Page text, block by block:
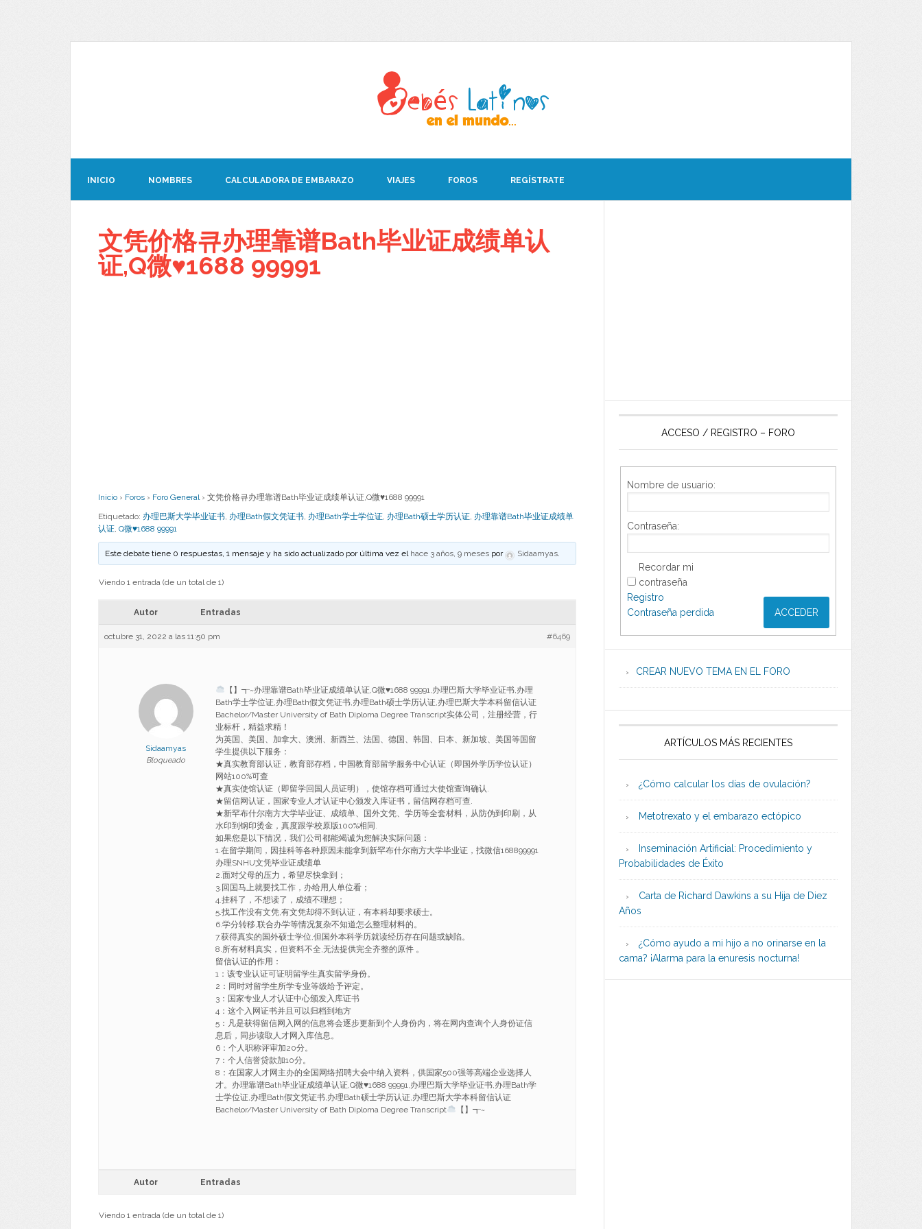
INICIO NOMBRES CALCULADORA DE EMBARAZO VIAJES FOROS REGÍSTRATE
文凭价格큐办理靠谱Bath毕业证成绩单认
证,Q微♥1688 99991
Inicio › Foros › Foro General › 文凭价格큐办理靠谱Bath毕业证成绩单认证,Q微♥1688 99991
Etiquetado: 办理巴斯大学毕业证书, 办理Bath假文凭证书, 办理Bath学士学位证, 办理Bath硕士学历认证, 办理靠谱Bath毕业证成绩单
认证, Q微♥1688 99991
Este debate tiene 0 respuestas, 1 mensaje y ha sido actualizado por última vez el hace 3 años, 9 meses por Sidaamyas.
Viendo 1 entrada (de un total de 1)
Autor Entradas
octubre 31, 2022 a las 11:50 pm #6469
Sidaamyas
Bloqueado
【】┱~办理靠谱Bath毕业证成绩单认证,Q微♥1688 99991,办理巴斯大学毕业证书,办理
Bath学士学位证,办理Bath假文凭证书,办理Bath硕士学历认证,办理巴斯大学本科留信认证
Bachelor/Master University of Bath Diploma Degree Transcript实体公司，注册经营，行
业标杆，精益求精！
为英国、美国、加拿大、澳洲、新西兰、法国、德国、韩国、日本、新加坡、美国等国留
学生提供以下服务：
★真实教育部认证，教育部存档，中国教育部留学服务中心认证（即国外学历学位认证）
网站100%可查
★真实使馆认证（即留学回国人员证明），使馆存档可通过大使馆查询确认.
★留信网认证，国家专业人才认证中心颁发入库证书，留信网存档可查.
★新罕布什尔南方大学毕业证、成绩单、国外文凭、学历等全套材料，从防伪到印刷，从
水印到钢印烫金，真度跟学校原版100%相同.
如果您是以下情况，我们公司都能竭诚为您解决实际问题：
1.在留学期间，因挂科等各种原因未能拿到新罕布什尔南方大学毕业证，找微信168899991
办理SNHU文凭毕业证成绩单
2.面对父母的压力，希望尽快拿到；
3.回国马上就要找工作，办给用人单位看；
4.挂科了，不想读了，成绩不理想；
5.找工作没有文凭,有文凭却得不到认证，有本科却要求硕士。
6.学分转移,联合办学等情况复杂不知道怎么整理材料的。
7.获得真实的国外硕士学位,但国外本科学历就读经历存在问题或缺陷。
8.所有材料真实，但资料不全,无法提供完全齐整的原件 。
留信认证的作用：
1：该专业认证可证明留学生真实留学身份。
2：同时对留学生所学专业等级给予评定。
3：国家专业人才认证中心颁发入库证书
4：这个入网证书并且可以归档到地方
5：凡是获得留信网入网的信息将会逐步更新到个人身份内，将在网内查询个人身份证信
息后，同步读取人才网入库信息。
6：个人职称评审加20分。
7：个人信誉贷款加10分。
8：在国家人才网主办的全国网络招聘大会中纳入资料，供国家500强等高端企业选择人
才。办理靠谱Bath毕业证成绩单认证,Q微♥1688 99991,办理巴斯大学毕业证书,办理Bath学
士学位证,办理Bath假文凭证书,办理Bath硕士学历认证,办理巴斯大学本科留信认证
Bachelor/Master University of Bath Diploma Degree Transcript
【】┱~
Autor Entradas
Viendo 1 entrada (de un total de 1)
ACCESO / REGISTRO – FORO
Nombre de usuario:
Contraseña:
Recordar mi
contraseña
ACCEDER
Registro
Contraseña perdida
CREAR NUEVO TEMA EN EL FORO
ARTÍCULOS MÁS RECIENTES
¿Cómo calcular los días de ovulación?
Metotrexato y el embarazo ectópico
Inseminación Artificial: Procedimiento y
Probabilidades de Éxito
Carta de Richard Dawkins a su Hija de Diez
Años
¿Cómo ayudo a mi hijo a no orinarse en la
cama? ¡Alarma para la enuresis nocturna!